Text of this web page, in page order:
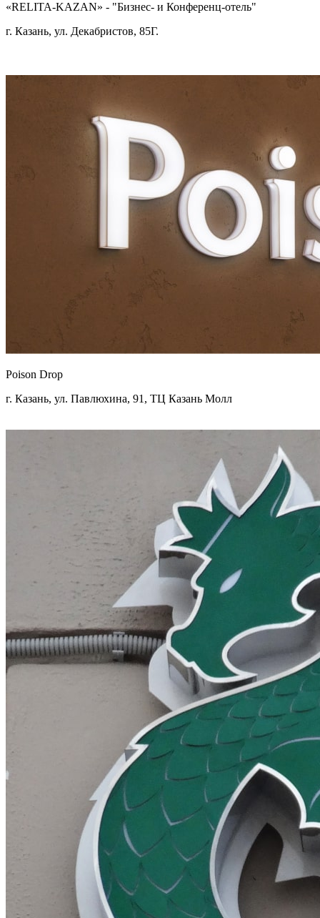
«RELITA-KAZAN» - "Бизнес- и Конференц-отель"
г. Казань, ул. Декабристов, 85Г.
Poison Drop
г. Казань, ул. Павлюхина, 91, ТЦ Казань Молл